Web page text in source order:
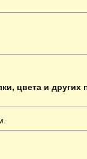
цвета и других